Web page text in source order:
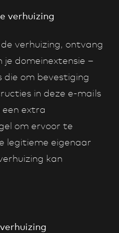
verhuizing
verhuizing, ontvang
je domeinextensie –
die om bevestiging
in deze e-mails
extra
om ervoor te
legitieme eigenaar
kan